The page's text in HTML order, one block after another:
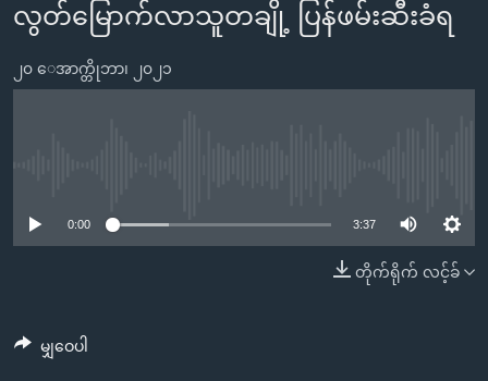
များ
ပင်မ
ပင်မ
စာမျက်နှာ
နိုင်ငံတကာ
တရုတ်
ဗွီဒီယို
ရပ်ဝန်းတခု လမ်းတခု အလွန်
ရုပ်ရှင်ထဲက အင်္ဂလိပ်စာ
တီဗွီ
ရေဒီယို/တီဗွီအစီအစဉ်
ဗွီအိုအေ လူမှုကွန်ယက်များ
လွတ်မြောက်လာသူတချို့ ပြန်ဖမ်းဆီးခံရ
၂၀ ေအာက္တိုဘာ၊ ၂၀၂၁
0:00 3:37
တိုက်ရိုက် လင့်ခ်
မျှဝေပါ